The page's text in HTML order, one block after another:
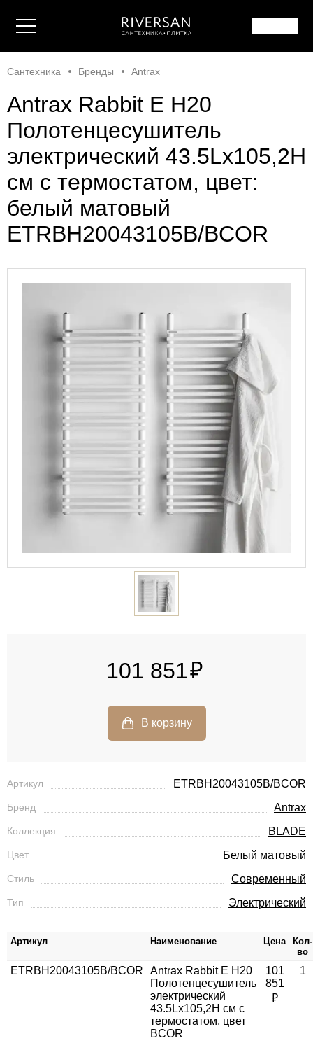
Сантехника Бренды Antrax
Antrax Rabbit E H20
Полотенцесушитель
электрический 43.5Lх105,2H
см с термостатом, цвет:
белый матовый
ETRBH20043105B/BCOR
Артикул ETRBH20043105B/BCOR
Бренд Antrax
Коллекция BLADE
Цвет Белый матовый
Стиль Современный
Тип Электрический
101 851
Артикул Наименование Цена
Кол-
во
ETRBH20043105B/BCOR
Antrax Rabbit E H20
Полотенцесушитель
электрический
43.5Lх105,2H см с
термостатом, цвет
BCOR
101
851
₽
1